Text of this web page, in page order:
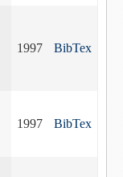
1997 BibTex
1997 BibTex